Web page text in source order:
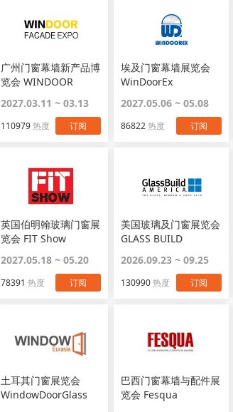
广州门窗幕墙新产品博
览会 WINDOOR
2027.03.11 ~ 03.13
110979热度 订阅
埃及门窗幕墙展览会
WinDoorEx
2027.05.06 ~ 05.08
86822热度 订阅
英国伯明翰玻璃门窗展
览会 FIT Show
2027.05.18 ~ 05.20
78391 热度 订阅
美国玻璃及门窗展览会
GLASS BUILD
2026.09.23 ~ 09.25
130990热度 订阅
土耳其门窗展览会
WindowDoorGlass
巴西门窗幕墙与配件展
览会 Fesqua